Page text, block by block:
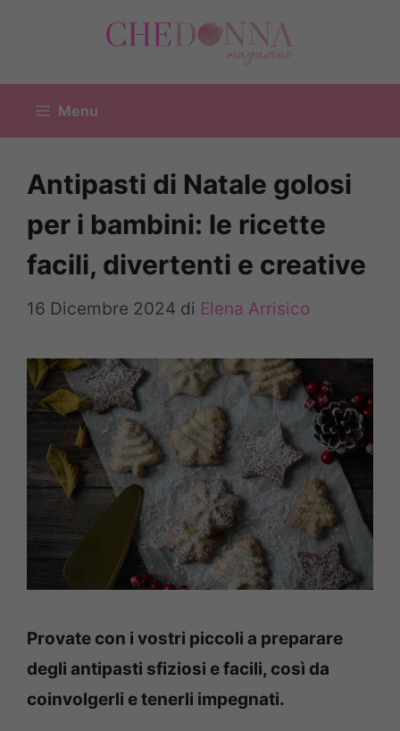
Menu
Antipasti di Natale golosi
per i bambini: le ricette
facili, divertenti e creative
16 Dicembre 2024 di Elena Arrisico
Provate con i vostri piccoli a preparare
degli antipasti sfiziosi e facili, così da
coinvolgerli e tenerli impegnati.